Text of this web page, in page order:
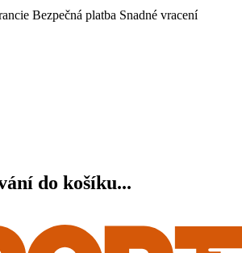
Bezpečná platba Snadné vracení
do košíku...